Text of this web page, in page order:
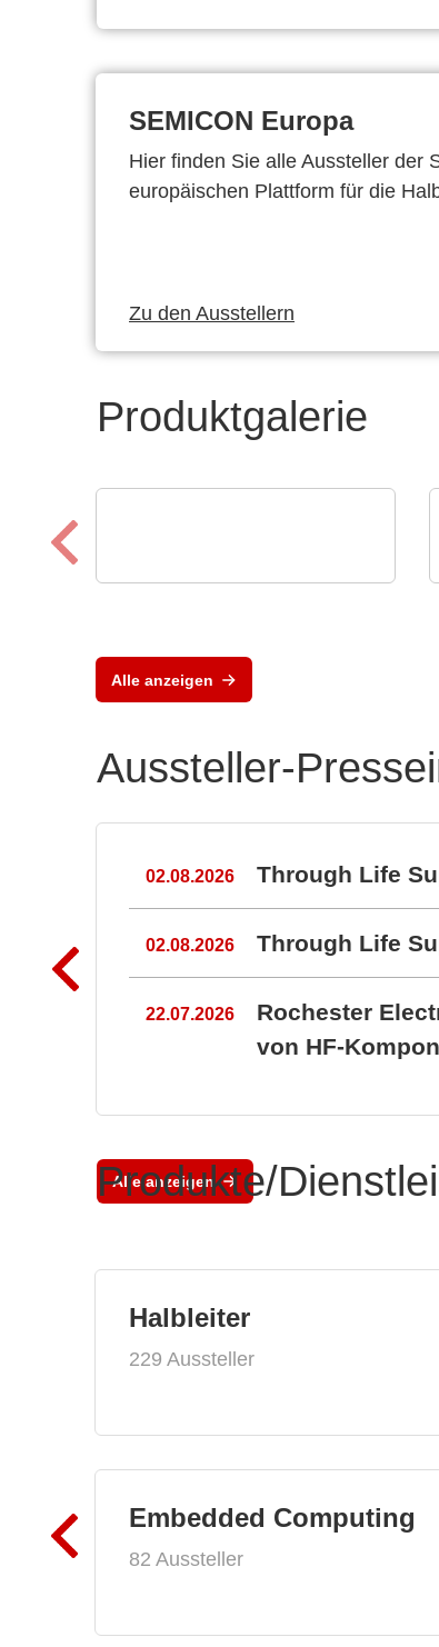
SEMICON Europa
Hier finden Sie alle Aussteller der
europäischen Plattform für die
Zu den Ausstellern
Produktgalerie
Alle anzeigen
Aussteller-
02.08.2026 Through Life
02.08.2026 Through Life
22.07.2026 Rochester
von HF-
Alle anzeigen
Produkte/
Halbleiter
229 Aussteller
Embedded Computing
82 Aussteller